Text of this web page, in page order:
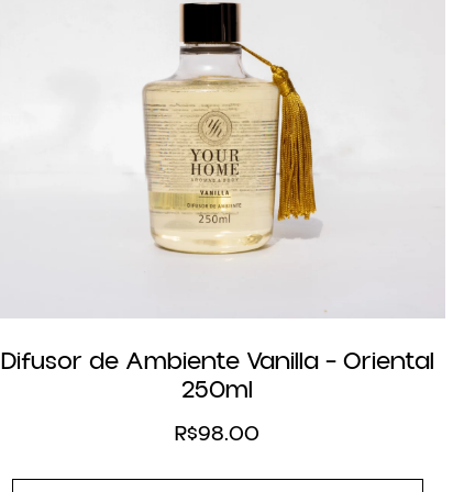
Difusor de Ambiente Vanilla – Oriental
250ml
R$98.00